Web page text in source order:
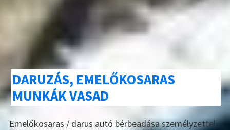
DARUZÁS, EMELŐKOSARAS
MUNKÁK VASAD
Emelőkosaras / darus autó bérbeadása személyzettel.